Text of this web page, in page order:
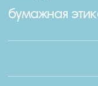
бумажная